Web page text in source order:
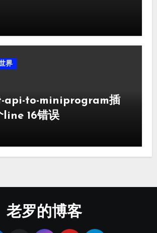
界
api-to-miniprogram插
line 16错误
老罗的博客